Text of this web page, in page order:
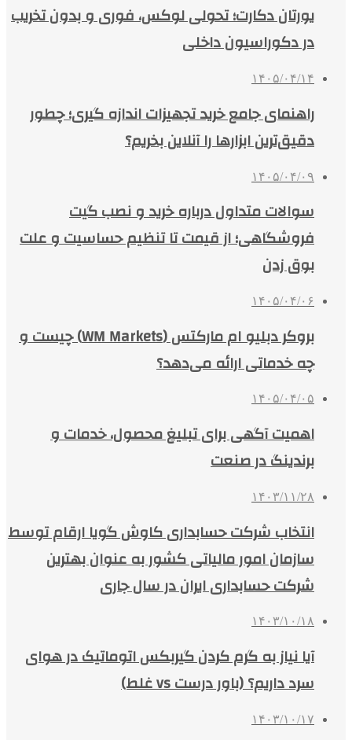
یورتان دکارت؛ تحولی لوکس، فوری و بدون تخریب
در دکوراسیون داخلی
۱۴۰۵/۰۴/۱۴
راهنمای جامع خرید تجهیزات اندازه گیری؛ چطور
دقیق‌ترین ابزارها را آنلاین بخریم؟
۱۴۰۵/۰۴/۰۹
سوالات متداول درباره خرید و نصب گیت
فروشگاهی؛ از قیمت تا تنظیم حساسیت و علت
بوق زدن
۱۴۰۵/۰۴/۰۶
بروکر دبلیو ام مارکتس (WM Markets) چیست و
چه خدماتی ارائه می‌دهد؟
۱۴۰۵/۰۴/۰۵
اهمیت آگهی برای تبلیغ محصول، خدمات و
برندینگ در صنعت
۱۴۰۳/۱۱/۲۸
انتخاب شرکت حسابداری کاوش گویا ارقام توسط
سازمان امور مالیاتی کشور به عنوان بهترین
شرکت حسابداری ایران در سال جاری
۱۴۰۳/۱۰/۱۸
آیا نیاز به گرم کردن گیربکس اتوماتیک در هوای
سرد داریم؟ (باور درست vs غلط)
۱۴۰۳/۱۰/۱۷